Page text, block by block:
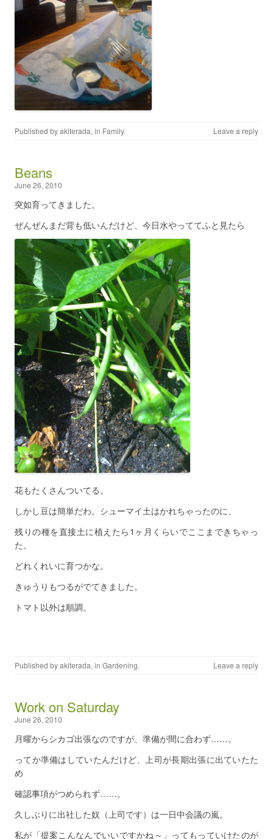
Published byakiterada, in Family. Leave a reply
Beans
June 26, 2010
突如育ってきました。
ぜんぜんまだ背も低いんだけど、今日水やっててふと見たら
花もたくさんついてる。
しかし豆は簡単だわ。シューマイ土はかれちゃったのに、
残りの種を直接土に植えたら1ヶ月くらいでここまできちゃっ
た。
どれくれいに育つかな。
きゅうりもつるがでてきました。
トマト以外は順調。
Published byakiterada, in Gardening. Leave a reply
Work on Saturday
June 26, 2010
月曜からシカゴ出張なのですが、準備が間に合わず……。
ってか準備はしていたんだけど、上司が長期出張に出ていたた
め
確認事項がつめられず……。
久しぶりに出社した奴（上司です）は一日中会議の嵐。
私が「提案こんなんでいいですかね～」ってもっていけたのが